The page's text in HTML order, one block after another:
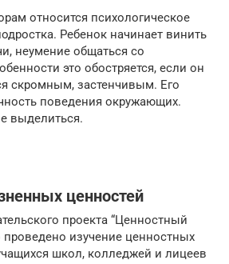
относится психологическое
Ребенок начинает винить
неумение общаться со
это обостряется, если он
скромным, застенчивым. Его
поведения окружающих.
выделиться.
ценностей
проекта “Ценностный
проведено изучение ценностных
школ, колледжей и лицеев